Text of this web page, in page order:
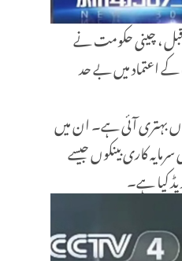
سے قبل ، چینی حکومت نے
اعتماد میں بے حد
بہتری آئی ہے۔ ان میں
کاری بینکوں جیسے
کیا ہے۔